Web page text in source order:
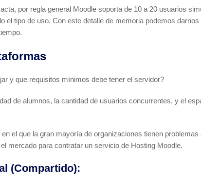
por regla general Moodle soporta de 10 a 20 usuarios
el tipo de uso. Con este detalle de memoria podemos
y que requisitos mínimos debe tener el servidor?
de alumnos, la cantidad de usuarios concurrentes, y el
el que la gran mayoría de organizaciones tienen
mercado para contratar un servicio de Hosting Moodle.
(Compartido):